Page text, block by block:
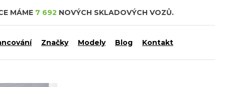
MÁME 7 692 NOVÝCH SKLADOVÝCH VOZŮ.
Značky Modely Blog Kontakt